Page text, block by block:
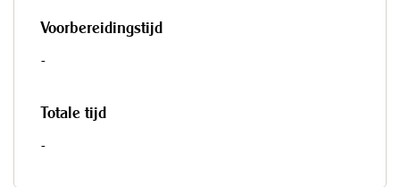
Voorbereidingstijd
-
Totale tijd
-